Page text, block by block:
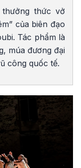
thức vở
của biên đạo
Tác phẩm là
múa đương đại
công quốc tế.